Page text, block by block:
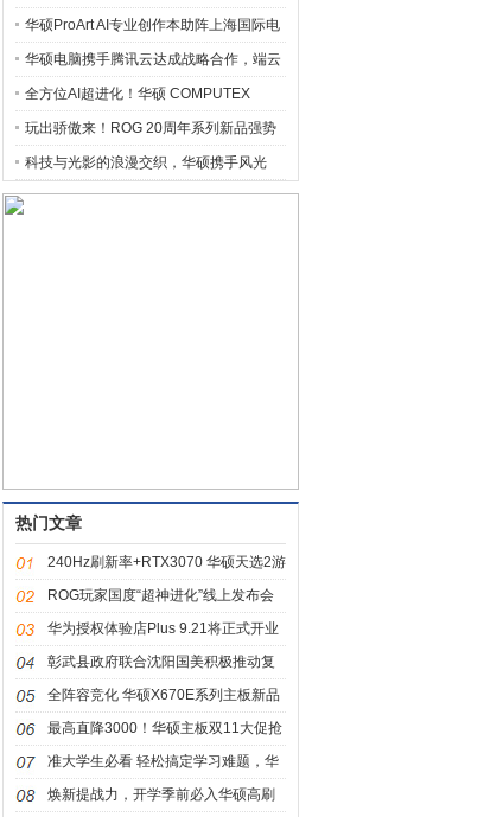
划荣誉片单发布，青年影像点亮时代微光
华硕ProArt AI专业创作本助阵上海国际电
影节“AI片场”，共筑AI影像创作新生态
华硕电脑携手腾讯云达成战略合作，端云
协同构筑AI PC服务新生态
全方位AI超进化！华硕 COMPUTEX
2026 开启企业至边缘 AI 转型新时代
玩出骄傲来！ROG 20周年系列新品强势
登场COMPUTEX 2026
科技与光影的浪漫交织，华硕携手风光
Pixel 365打造“视间此刻”影像盛宴
热门文章
240Hz刷新率+RTX3070 华硕天选2游
戏本强势开售
ROG玩家国度“超神进化”线上发布会
推出腾讯ROG游戏手机7系列新品
华为授权体验店Plus 9.21将正式开业
新零售布局再升级
彰武县政府联合沈阳国美积极推动复
产复工 助农活动月正式启幕
全阵容竞化 华硕X670E系列主板新品
亮相科隆展
最高直降3000！华硕主板双11大促抢
先知
准大学生必看 轻松搞定学习难题，华
硕灵耀Pro16 2022不容错过
焕新提战力，开学季前必入华硕高刷